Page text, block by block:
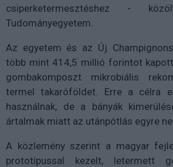
csiperketermesztéshez -
Tudományegyetem.
Az egyetem és az Új
több mint 414,5 millió forintot
gombakomposzt mikrobiális
termel takaróföldet. Erre a célra
használnak, de a bányák
ártalmak miatt az utánpótlás egyre
A közlemény szerint a magyar
prototípussal kezelt, letermett